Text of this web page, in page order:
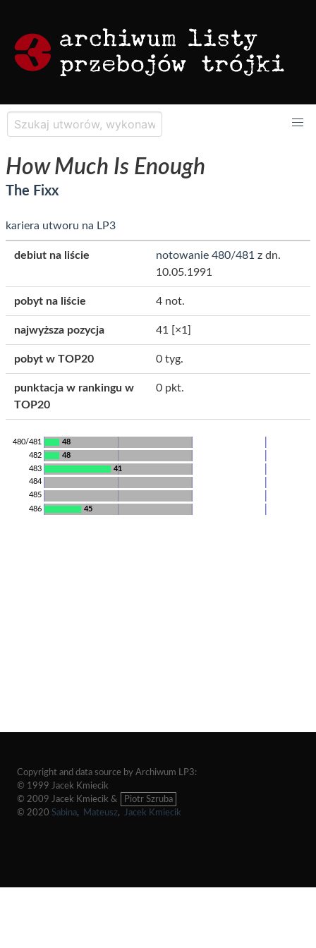
How Much Is Enough
The Fixx
kariera utworu na LP3
debiut na liście notowanie 480/481 z dn.
10.05.1991
pobyt na liście 4 not.
najwyższa pozycja 41 [×1]
pobyt w TOP20 0 tyg.
punktacja w rankingu w
TOP20
0 pkt.
48
480/481
48
482
41
483
484
485
45
486
Copyright and data source by Archiwum LP3:
© 1999 Jacek Kmiecik
© 2009 Jacek Kmiecik &
Piotr Szruba
© 2020 Sabina, Mateusz, Jacek Kmiecik